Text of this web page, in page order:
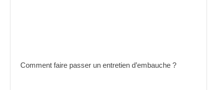
Comment faire passer un entretien d’embauche ?